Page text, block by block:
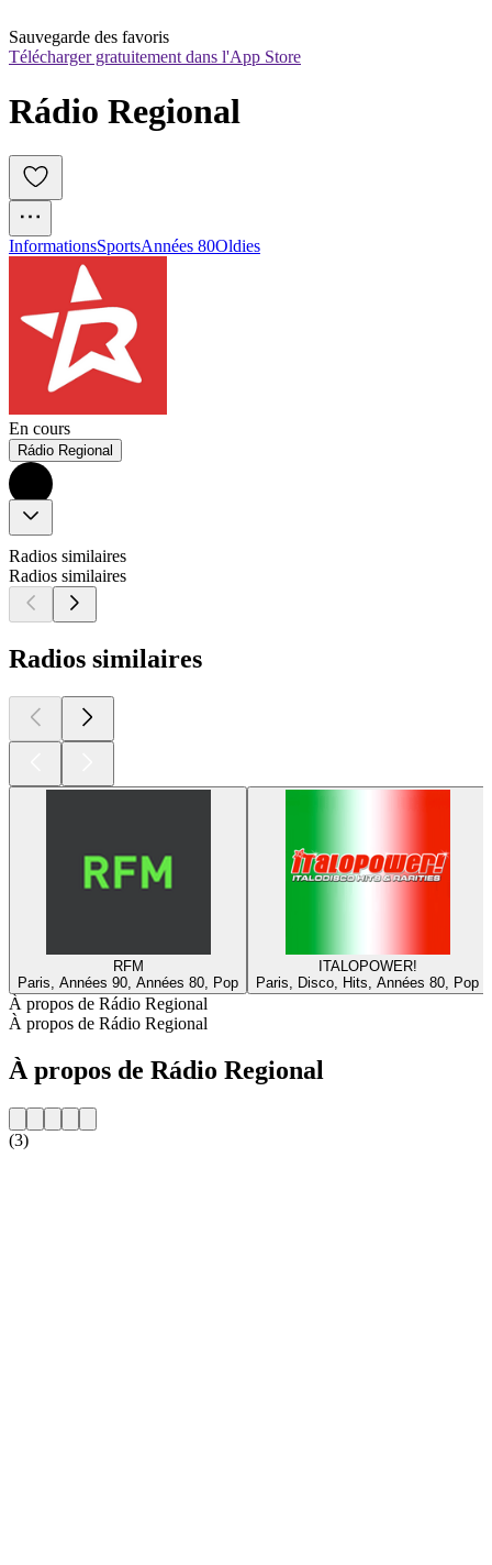
Sauvegarde des favoris
Télécharger gratuitement dans l'App Store
Rádio Regional
InformationsSportsAnnées 80Oldies
En cours
Rádio Regional
Radios similaires
Radios similaires
Radios similaires
RFM
Paris, Années 90, Années 80, Pop
ITALOPOWER!
Paris, Disco, Hits, Années 80, Pop
À propos de Rádio Regional
À propos de Rádio Regional
À propos de Rádio Regional
(3)